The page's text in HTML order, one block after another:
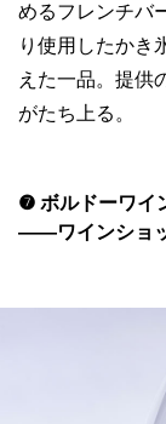
めるフレンチバ
り使用したかき
えた一品。提供
がたち上る。
❼ ボルドーワイ
——ワインショ